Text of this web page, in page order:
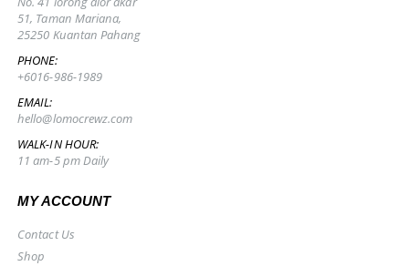
51, Taman Mariana,
25250 Kuantan Pahang
PHONE:
+6016-986-1989
EMAIL:
hello@lomocrewz.com
WALK-IN HOUR:
11 am-5 pm Daily
MY ACCOUNT
Contact Us
Shop